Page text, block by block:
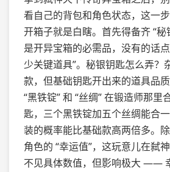
看自己的背包和角色状态，这一步
开箱子就是白瞎。首先得备齐 “
是开异宝箱的必需品，没有的话
少关键道具”。秘银钥匙怎么弄？
款，但基础钥匙开出来的道具品
“黑铁锭” 和 “丝绸” 在锻造师那里
匙，三个黑铁锭加五个丝绸能合
装的概率能比基础款高两倍多。
角色的 “幸运值”，这玩意儿在弑
不见具体数值，但影响极大 ——